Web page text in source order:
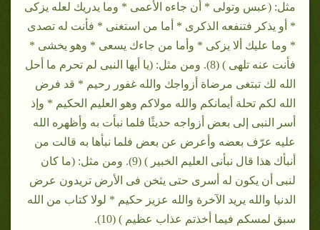
مثل: (عبس وتولى * أن جاءه الأعمى * وما يدريك لعله يزكى
* أو يذكر فتنفعه الذكرى * أما من استغنى * فأنت له تصدى
* وما عليك ألا يزكى * وأما من جاءك يسعى * وهو يخشى *
فأنت عنه تلهى ) (8). ومن مثل: (يا أيها النبى لم تحرم ما أحل
الله لك تبتغى مرضاة أزواجك والله غفور رحيم * قد فرض
الله لكم تحلة أيمانكم والله مولاكم وهو العليم الحكيم * وإذ
أسر النبى إلى بعض أزواجه حديثًا فلما نبأت به وأظهره الله
عليه عرّف بعضه وأعرض عن بعض فلما نبأها به قالت من
أنبأك هذا قال نبأنى العليم الخبير ) (9). ومن مثل: (ما كان
لنبى أن يكون له أسرى حتى يثخن فى الأرض تريدون عرض
الدنيا والله يريد الآخرة والله عزيز حكيم * لولا كتاب من الله
سبق لمسكم فيما أخذتم عذاب عظيم ) (10).